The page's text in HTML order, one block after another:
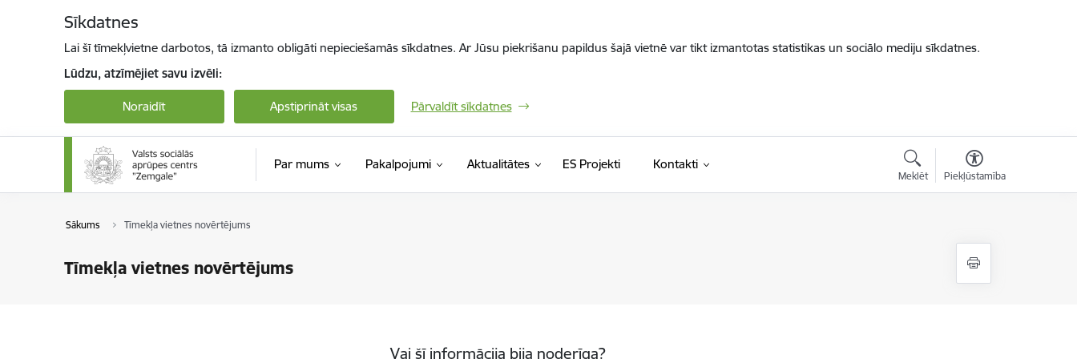
Sīkdatnes
Lai šī tīmekļvietne darbotos, tā izmanto obligāti nepieciešamās sīkdatnes. Ar Jūsu piekrišanu papildus šajā vietnē var tikt izmantotas statistikas un sociālo mediju sīkdatnes.
Lūdzu, atzīmējiet savu izvēli:
Noraidīt Apstiprināt visas Pārvaldīt sīkdatnes
Par mums Pakalpojumi Aktualitātes ES Projekti Kontakti
Meklēt Piekļūstamība
Sākums Tīmekļa vietnes novērtējums
Tīmekļa vietnes novērtējums
Vai šī informācija bija noderīga?